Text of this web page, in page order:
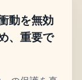
動を無効
、重要で